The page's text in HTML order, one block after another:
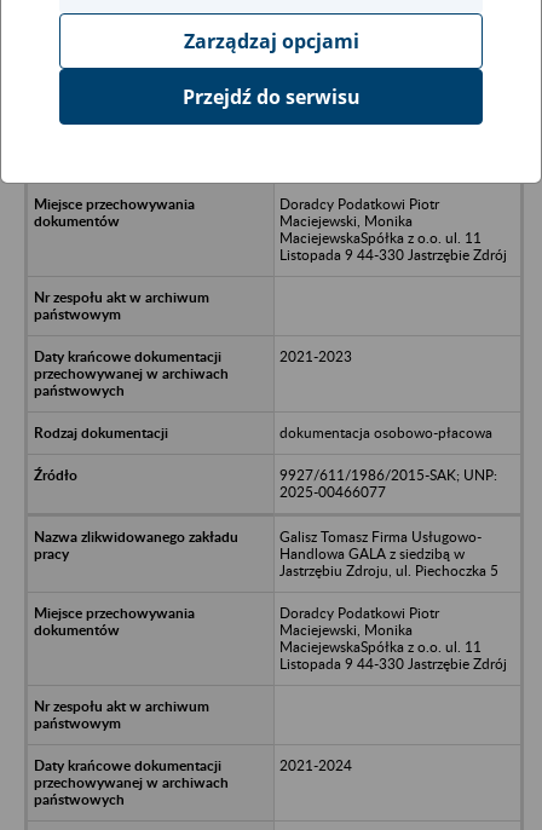
Ukryj wszystkie pozycje bazy
Firma MARAF Rafał Wiśniewski z
Doradcy Podatkowi Piotr
Maciejewski, Monika
MaciejewskaSpółka z o.o. ul. 11
Listopada 9 44-330 Jastrzębie Zdrój
2021-2023
dokumentacja osobowo-płacowa
9927/611/1986/2015-SAK; UNP:
2025-00466077
Galisz Tomasz Firma Usługowo-
Handlowa GALA z siedzibą w
Jastrzębiu Zdroju, ul. Piechoczka 5
Doradcy Podatkowi Piotr
Maciejewski, Monika
MaciejewskaSpółka z o.o. ul. 11
Listopada 9 44-330 Jastrzębie Zdrój
2021-2024
Zarządzaj opcjami
Przejdź do serwisu